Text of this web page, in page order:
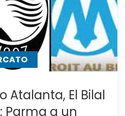
Atalanta, El Bilal
Parma a un